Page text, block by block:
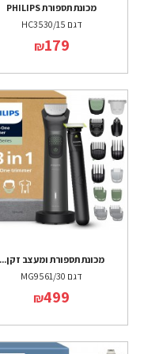
מכונת תספורת PHILIPS
דגם HC3530/15
₪179
מכונת תספורת ומעצב זקן...
דגם MG9561/30
₪499